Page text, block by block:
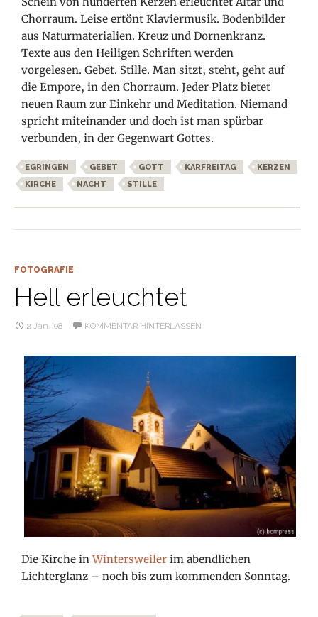
Chorraum. Leise ertönt Klaviermusik. Bodenbilder
aus Naturmaterialien. Kreuz und Dornenkranz.
Texte aus den Heiligen Schriften werden
vorgelesen. Gebet. Stille. Man sitzt, steht, geht auf
die Empore, in den Chorraum. Jeder Platz bietet
neuen Raum zur Einkehr und Meditation. Niemand
spricht miteinander und doch ist man spürbar
verbunden, in der Gegenwart Gottes.
EGRINGEN GEBET GOTT KARFREITAG
KERZEN
KIRCHE
NACHT STILLE
FOTOGRAFIE
Hell erleuchtet
2 Jan. ’08 KOMMENTAR HINTERLASSEN
Die Kirche inWintersweiler im abendlichen
Lichterglanz – noch bis zum kommenden Sonntag.